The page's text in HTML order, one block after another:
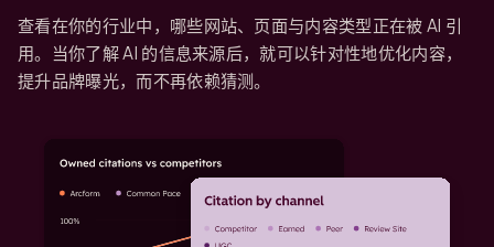
查看在你的行业中，哪些网站、页面与内容类型正在被 AI 引
用。当你了解 AI 的信息来源后，就可以针对性地优化内容，
提升品牌曝光，而不再依赖猜测。